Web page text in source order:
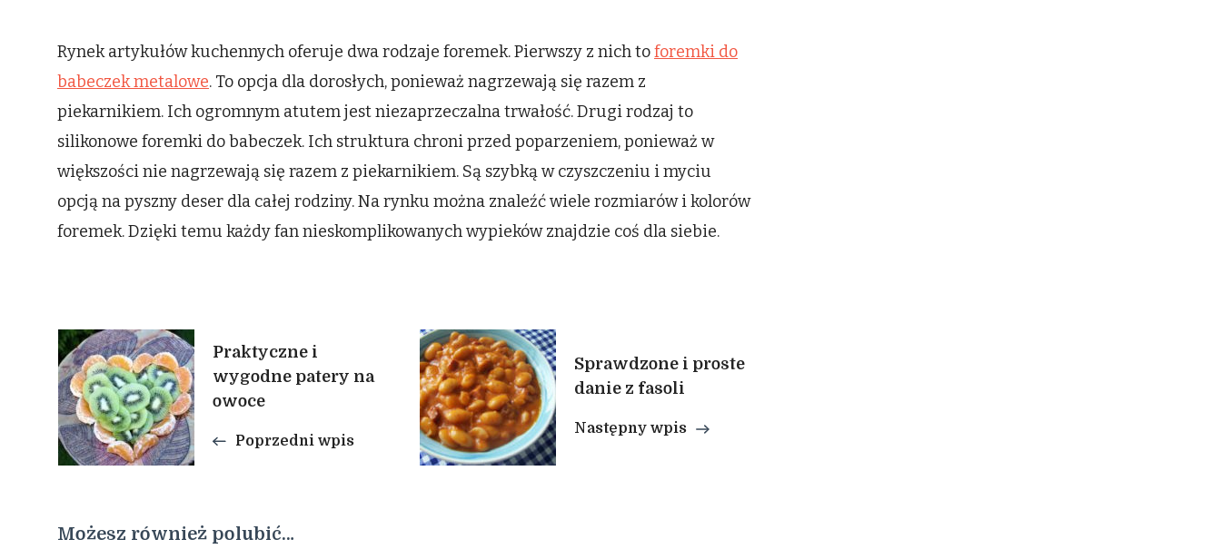
Rynek artykułów kuchennych oferuje dwa rodzaje foremek. Pierwszy z nich toforemki do
babeczek metalowe. To opcja dla dorosłych, ponieważ nagrzewają się razem z
piekarnikiem. Ich ogromnym atutem jest niezaprzeczalna trwałość. Drugi rodzaj to
silikonowe foremki do babeczek. Ich struktura chroni przed poparzeniem, ponieważ w
większości nie nagrzewają się razem z piekarnikiem. Są szybką w czyszczeniu i myciu
opcją na pyszny deser dla całej rodziny. Na rynku można znaleźć wiele rozmiarów i kolorów
foremek. Dzięki temu każdy fan nieskomplikowanych wypieków znajdzie coś dla siebie.
Nawigacja
wpisu
Praktyczne i
wygodne patery na
owoce
Poprzedni wpis
Sprawdzone i proste
danie z fasoli
Następny wpis
Możesz również polubić…